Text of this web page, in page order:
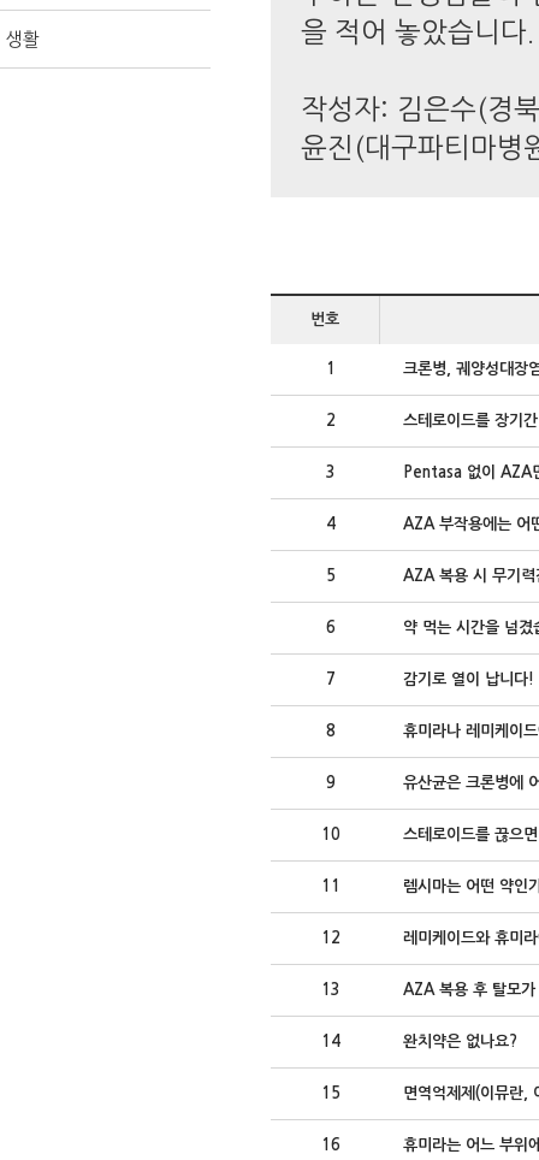
생활
을 적어 놓았습니다
작성자: 김은수(경
윤진(대구파티마병
번호
1 크론병, 궤양성대장
2 스테로이드를 장기
3 Pentasa 없이 AZA
4 AZA 부작용에는 어
5 AZA 복용 시 무기력
6 약 먹는 시간을 넘
7 감기로 열이 납니다!
8 휴미라나 레미케이
9 유산균은 크론병에
10 스테로이드를 끊으
11 렘시마는 어떤 약인
12 레미케이드와 휴미
13 AZA 복용 후 탈모가
14 완치약은 없나요?
15 면역억제제(이뮤란,
16 휴미라는 어느 부위